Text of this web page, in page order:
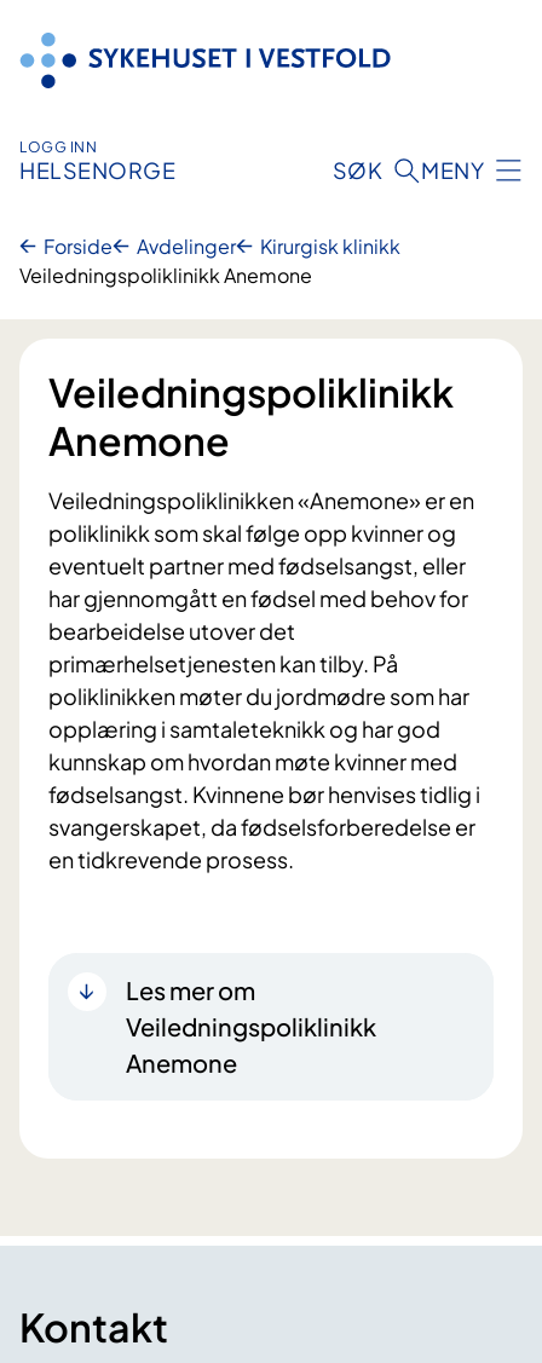
innhold
LOGG INN
HELSENORGE SØK MENY
Forside Avdelinger
Kirurgisk klinikk
Veiledningspoliklinikk Anemone
Veiledningspoliklinikk
Anemone
Veiledningspoliklinikken «Anemone» er en
poliklinikk som skal følge opp kvinner og
eventuelt partner med fødselsangst, eller
har gjennomgått en fødsel med behov for
bearbeidelse utover det
primærhelsetjenesten kan tilby. På
poliklinikken møter du jordmødre som har
opplæring i samtaleteknikk og har god
kunnskap om hvordan møte kvinner med
fødselsangst. Kvinnene bør henvises tidlig i
svangerskapet, da fødselsforberedelse er
Les mer om
Veiledningspoliklinikk
Anemone
Kontakt